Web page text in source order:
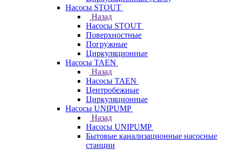
Насосы STOUT
Назад
Насосы STOUT
Поверхностные
Погружные
Циркуляционные
Насосы TAEN
Назад
Насосы TAEN
Центробежные
Циркуляционные
Насосы UNIPUMP
Назад
Насосы UNIPUMP
Бытовые канализационные насосные
станции